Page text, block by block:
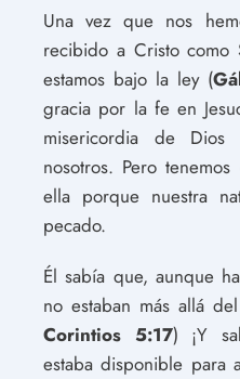
Una vez que nos
recibido a Cristo
estamos bajo la ley (
gracia por la fe en
misericordia de
nosotros. Pero
ella porque nuestra
pecado.
Él sabía que, aunque
no estaban más allá
Corintios 5:17) ¡Y
estaba disponible para